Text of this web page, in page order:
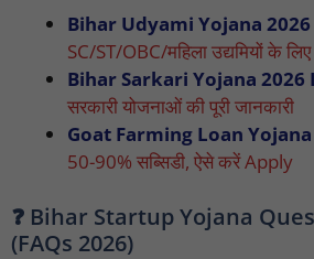
Bihar Udyami Yojana 2026
SC/ST/OBC/महिला उद्यमियों के
Bihar Sarkari Yojana 2026
सरकारी योजनाओं की पूरी जानकारी
Goat Farming Loan
50-90% सब्सिडी, ऐसे करें Apply
❓ Bihar Startup Yojana
(FAQs 2026)